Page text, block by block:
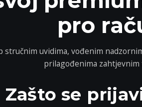
pro
stručnim uvidima, vođenim
prilagođenima zahtjevnim
Zašto se